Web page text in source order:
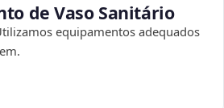
de Vaso Sanitário
equipamentos adequados